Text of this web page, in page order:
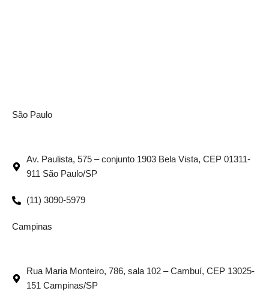
São Paulo
Av. Paulista, 575 – conjunto 1903 Bela Vista, CEP 01311-
911 São Paulo/SP
(11) 3090-5979
Campinas
Rua Maria Monteiro, 786, sala 102 – Cambuí, CEP 13025-
151 Campinas/SP